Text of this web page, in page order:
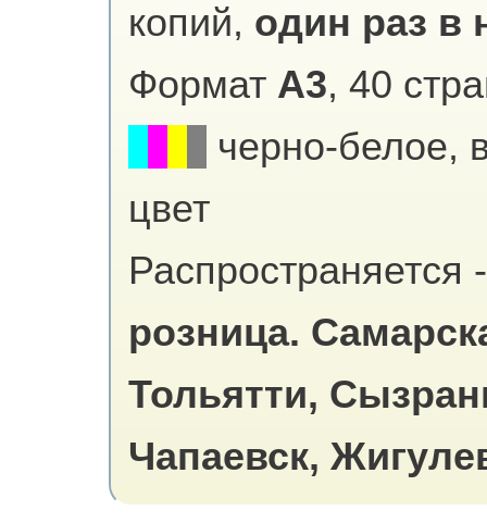
копий, один раз в
Формат А3, 40
черно-белое,
цвет
Распространяется -
розница.
Тольятти,
Чапаевск,